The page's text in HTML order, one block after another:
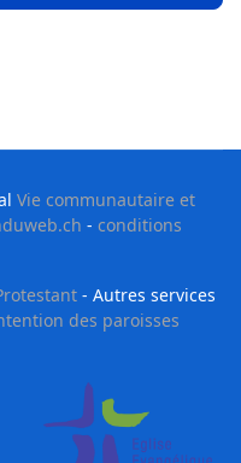
Vie communautaire et
- conditions
- Autres services
des paroisses